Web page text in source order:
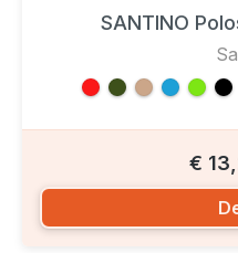
SANTINO
€